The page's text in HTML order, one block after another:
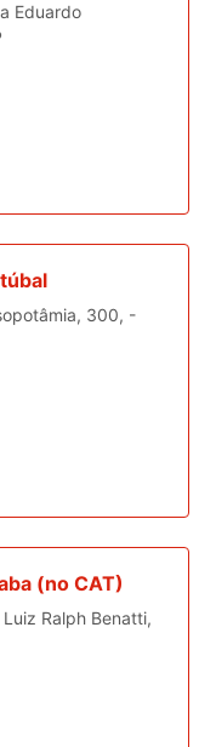
Eduardo
300, -
(no CAT)
Ralph Benatti,